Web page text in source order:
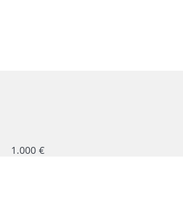
1.000 €